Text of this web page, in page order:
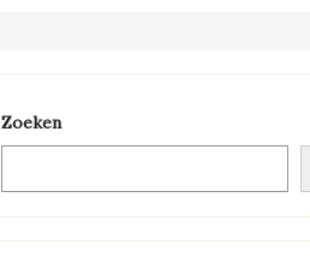
Zoeken